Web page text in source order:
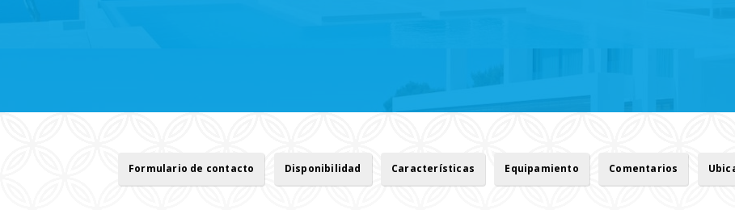
Formulario de contacto Disponibilidad Características Equipamiento Comentarios